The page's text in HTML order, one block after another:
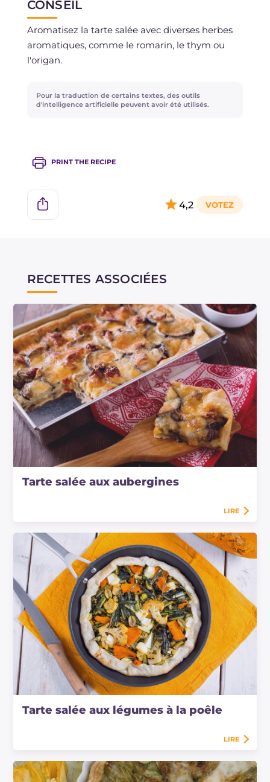
CONSEIL
Aromatisez la tarte salée avec diverses herbes
aromatiques, comme le romarin, le thym ou
l'origan.
Pour la traduction de certains textes, des outils
d'intelligence artificielle peuvent avoir été utilisés.
PRINT THE RECIPE
4,2
RECETTES ASSOCIÉES
Tarte salée aux aubergines
LIRE
Tarte salée aux légumes à la poêle
LIRE